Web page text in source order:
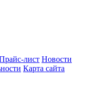
лист Новости
Карта сайта